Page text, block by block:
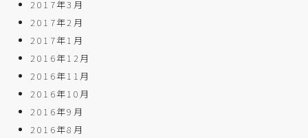
2017年3月
2017年2月
2017年1月
2016年12月
2016年11月
2016年10月
2016年9月
2016年8月